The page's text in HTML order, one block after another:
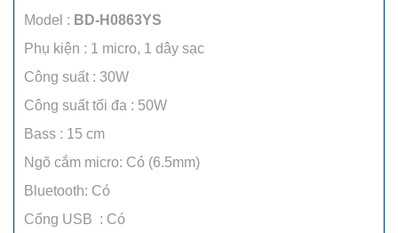
Model : BD-H0863YS
Phụ kiện : 1 micro, 1 dây sạc
Công suất : 30W
Công suất tối đa : 50W
Bass : 15 cm
Ngõ cắm micro: Có (6.5mm)
Bluetooth: Có
Cổng USB : Có